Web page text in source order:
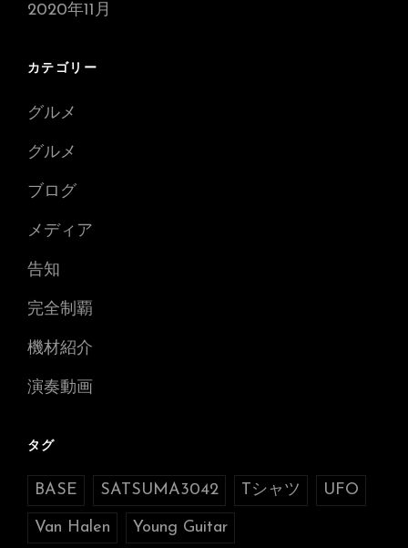
2020年11月
カテゴリー
グルメ
グルメ
ブログ
メディア
告知
完全制覇
機材紹介
演奏動画
タグ
BASE SATSUMA3042 Tシャツ UFO
Van Halen Young Guitar